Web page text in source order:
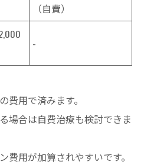
（自費）
-
費用で済みます。
場合は自費治療も検討できま
費用が加算されやすいです。